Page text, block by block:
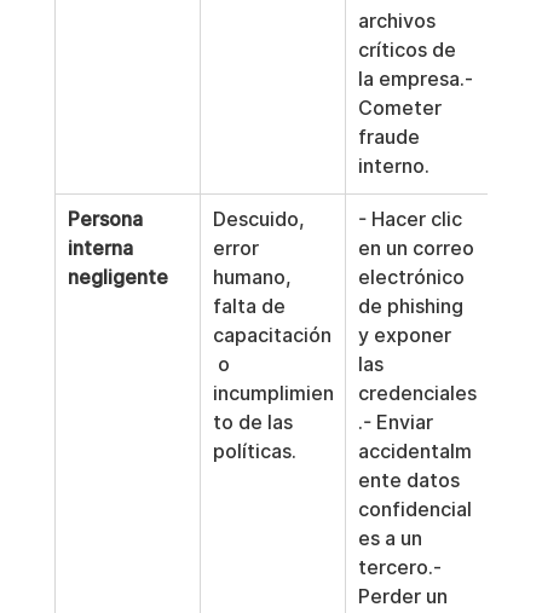
archivos
críticos de
la empresa.-
Cometer
fraude
interno.
Persona
interna
negligente
Descuido,
error
humano,
falta de
capacitación
o
incumplimien
to de las
políticas.
- Hacer clic
en un correo
electrónico
de phishing
y exponer
las
credenciales
.- Enviar
accidentalm
ente datos
confidencial
es a un
tercero.-
Perder un